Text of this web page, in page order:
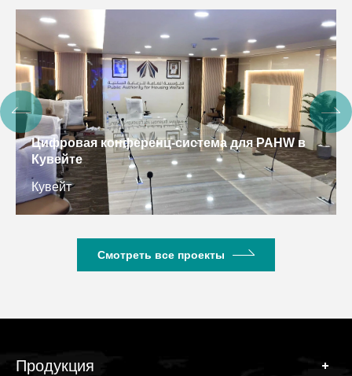
Интеллектуальная
УВКПЧ, Камбоджа
Камбоджа
Смотреть все проекты
Продукция